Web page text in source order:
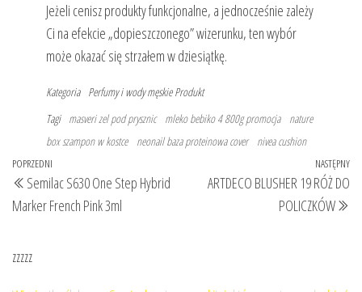
Jeżeli cenisz produkty funkcjonalne, a jednocześnie zależy
Ci na efekcie „dopieszczonego” wizerunku, ten wybór
może okazać się strzałem w dziesiątkę.
Kategoria Perfumy i wody męskie Produkt
Tagi masveri zel pod prysznic mleko bebiko 4 800g promocja
nature
box szampon w kostce
neonail baza proteinowa cover nivea cushion
Nawigacja
wpisu
Poprzedni
wpis
POPRZEDNI
Semilac S630 One Step Hybrid
Marker French Pink 3ml
NASTĘPNY
ARTDECO BLUSHER 19 RÓŻ DO
POLICZKÓW
zzzzz